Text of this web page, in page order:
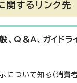
関するリンク先
、Q＆A、ガイドラ
について知る（消費